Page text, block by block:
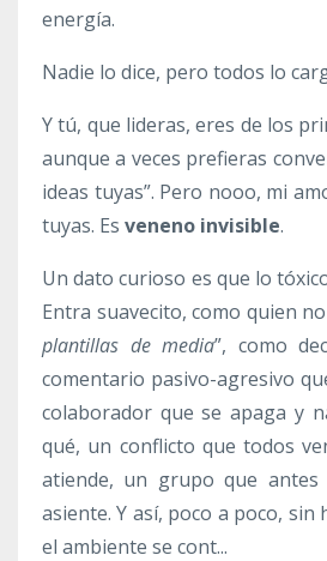
energía.
Nadie lo dice, pero todos lo
Y tú, que lideras, eres de los
aunque a veces prefieras
ideas tuyas”. Pero nooo, mi
tuyas. Es veneno invisible.
Un dato curioso es que lo
Entra suavecito, como quien
plantillas de media”, como
comentario pasivo-agresivo
colaborador que se apaga y
qué, un conflicto que todos
atiende, un grupo que
asiente. Y así, poco a poco, sin
el ambiente se cont...